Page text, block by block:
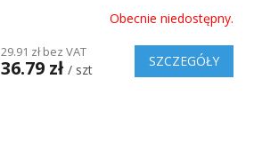
Obecnie niedostępny.
29.91 zł bez VAT
36.79 zł / szt
SZCZEGÓŁY